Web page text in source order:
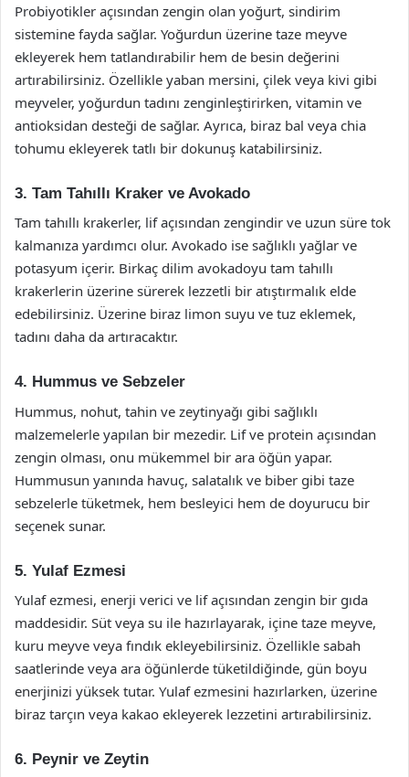
Probiyotikler açısından zengin olan yoğurt, sindirim
sistemine fayda sağlar. Yoğurdun üzerine taze meyve
ekleyerek hem tatlandırabilir hem de besin değerini
artırabilirsiniz. Özellikle yaban mersini, çilek veya kivi gibi
meyveler, yoğurdun tadını zenginleştirirken, vitamin ve
antioksidan desteği de sağlar. Ayrıca, biraz bal veya chia
tohumu ekleyerek tatlı bir dokunuş katabilirsiniz.
3. Tam Tahıllı Kraker ve Avokado
Tam tahıllı krakerler, lif açısından zengindir ve uzun süre tok
kalmanıza yardımcı olur. Avokado ise sağlıklı yağlar ve
potasyum içerir. Birkaç dilim avokadoyu tam tahıllı
krakerlerin üzerine sürerek lezzetli bir atıştırmalık elde
edebilirsiniz. Üzerine biraz limon suyu ve tuz eklemek,
tadını daha da artıracaktır.
4. Hummus ve Sebzeler
Hummus, nohut, tahin ve zeytinyağı gibi sağlıklı
malzemelerle yapılan bir mezedir. Lif ve protein açısından
zengin olması, onu mükemmel bir ara öğün yapar.
Hummusun yanında havuç, salatalık ve biber gibi taze
sebzelerle tüketmek, hem besleyici hem de doyurucu bir
seçenek sunar.
5. Yulaf Ezmesi
Yulaf ezmesi, enerji verici ve lif açısından zengin bir gıda
maddesidir. Süt veya su ile hazırlayarak, içine taze meyve,
kuru meyve veya fındık ekleyebilirsiniz. Özellikle sabah
saatlerinde veya ara öğünlerde tüketildiğinde, gün boyu
enerjinizi yüksek tutar. Yulaf ezmesini hazırlarken, üzerine
biraz tarçın veya kakao ekleyerek lezzetini artırabilirsiniz.
6. Peynir ve Zeytin